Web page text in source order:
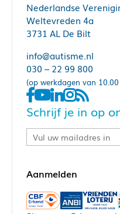
Nederlandse
Weltevreden 4a
3731 AL De Bilt
info@autisme.nl
030 – 22 99 800
(op werkdagen van
Schrijf je in op